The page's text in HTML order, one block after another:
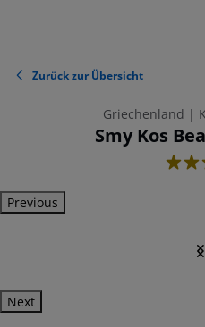
Zurück zur Übersicht
Griechenland |
Smy Kos
4
Previous
Next